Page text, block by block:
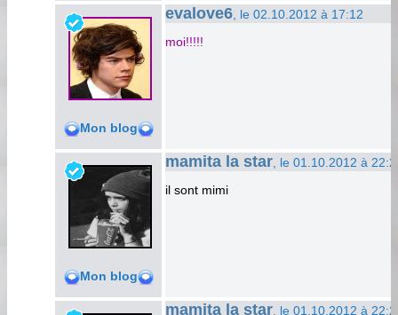
Mon blog
evalove6 , le 02.10.2012 à 17:12
moi!!!!!
Mon blog
mamita la star , le 01.10.2012 à
il sont mimi
mamita la star , le 01.10.2012 à